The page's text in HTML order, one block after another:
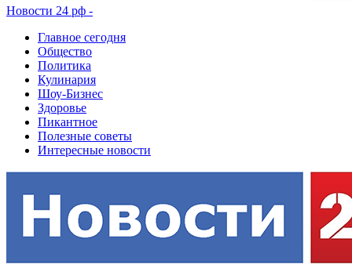
Новости 24 рф -
Главное сегодня
Общество
Политика
Кулинария
Шоу-Бизнес
Здоровье
Пикантное
Полезные советы
Интересные новости